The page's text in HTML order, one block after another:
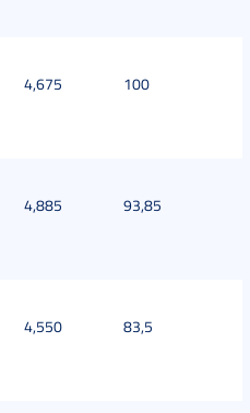
4,675 100
4,885 93,85
4,550 83,5